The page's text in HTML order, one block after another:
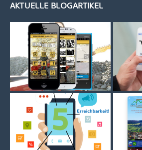
AKTUELLE BLOGARTIKEL